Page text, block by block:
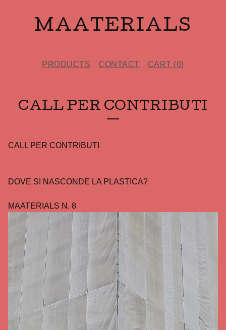
MAATERIALS
PRODUCTS CONTACT CART (0)
CALL PER CONTRIBUTI
CALL PER CONTRIBUTI
DOVE SI NASCONDE LA PLASTICA?
MAATERIALS N. 8